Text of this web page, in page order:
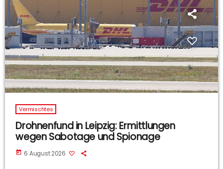
Vermischtes
Drohnenfund in Leipzig: Ermittlungen
wegen Sabotage und Spionage
today 6 August 2026